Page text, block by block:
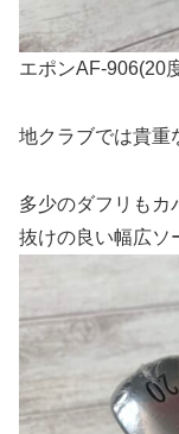
エポンAF-906(20
地クラブでは貴重
多少のダフリもカ
抜けの良い幅広ソ